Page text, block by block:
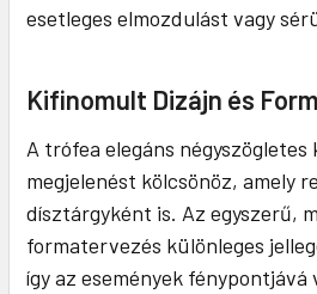
esetleges elmozdulást vagy
Kifinomult Dizájn és
A trófea elegáns négyszögletes
megjelenést kölcsönöz, amely
dísztárgyként is. Az egyszerű,
formatervezés különleges
így az események fénypontjává